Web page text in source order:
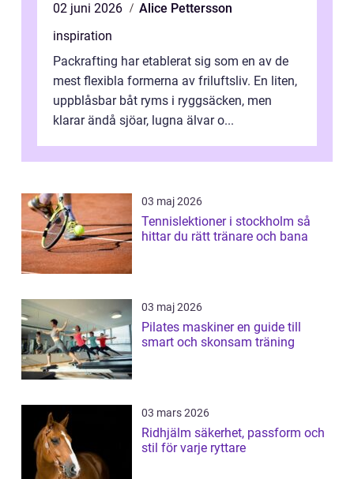
02 juni 2026
Alice Pettersson
inspiration
Packrafting har etablerat sig som en av de
mest flexibla formerna av friluftsliv. En liten,
uppblåsbar båt ryms i ryggsäcken, men
klarar ändå sjöar, lugna älvar o...
03 maj 2026
Tennislektioner i stockholm så
hittar du rätt tränare och bana
03 maj 2026
Pilates maskiner en guide till
smart och skonsam träning
03 mars 2026
Ridhjälm säkerhet, passform och
stil för varje ryttare